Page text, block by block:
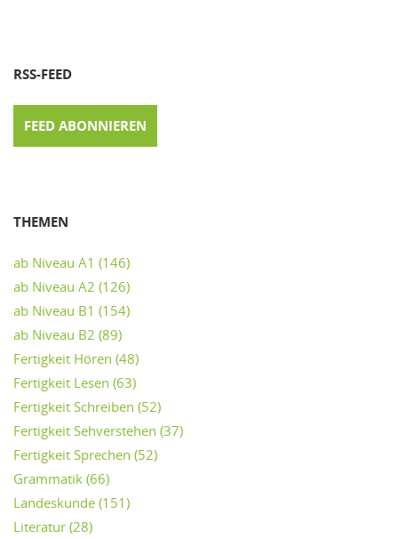
RSS-FEED
FEED ABONNIEREN
THEMEN
ab Niveau A1 (146)
ab Niveau A2 (126)
ab Niveau B1 (154)
ab Niveau B2 (89)
Fertigkeit Hören (48)
Fertigkeit Lesen (63)
Fertigkeit Schreiben (52)
Fertigkeit Sehverstehen (37)
Fertigkeit Sprechen (52)
Grammatik (66)
Landeskunde (151)
Literatur (28)